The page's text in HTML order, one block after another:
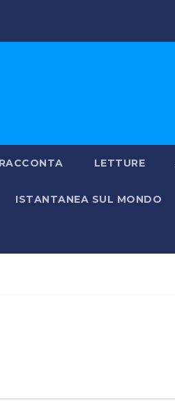
LETTURE
ISTANTANEA SUL MONDO